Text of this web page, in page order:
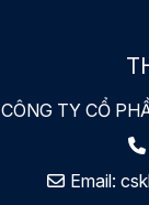
CÔNG TY CỔ
Email: